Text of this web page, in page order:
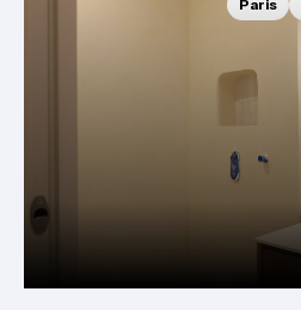
Paris